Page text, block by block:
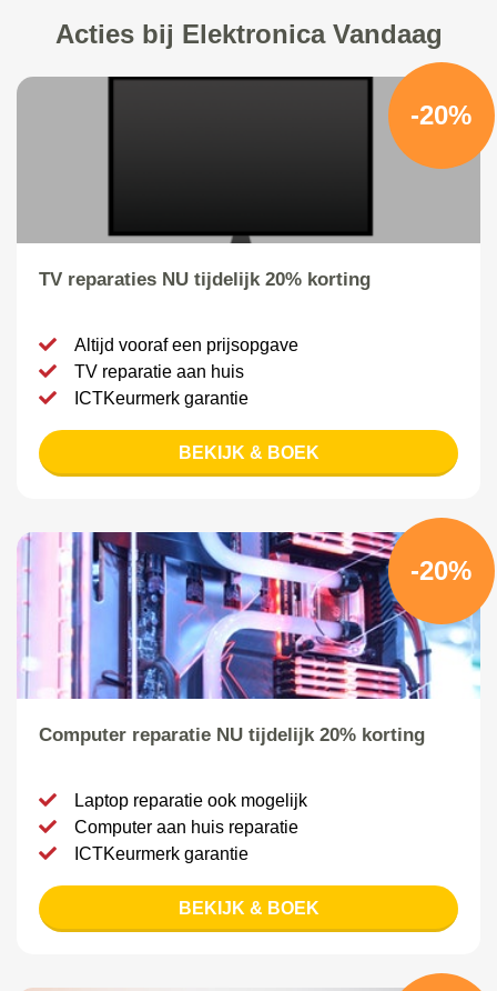
Acties bij Elektronica Vandaag
-20%
TV reparaties NU tijdelijk 20% korting
Altijd vooraf een prijsopgave
TV reparatie aan huis
ICTKeurmerk garantie
BEKIJK & BOEK
-20%
Computer reparatie NU tijdelijk 20% korting
Laptop reparatie ook mogelijk
Computer aan huis reparatie
ICTKeurmerk garantie
BEKIJK & BOEK